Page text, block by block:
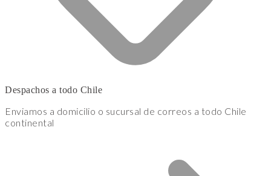
Despachos a todo Chile
Enviamos a domicilio o sucursal de correos a todo Chile
continental